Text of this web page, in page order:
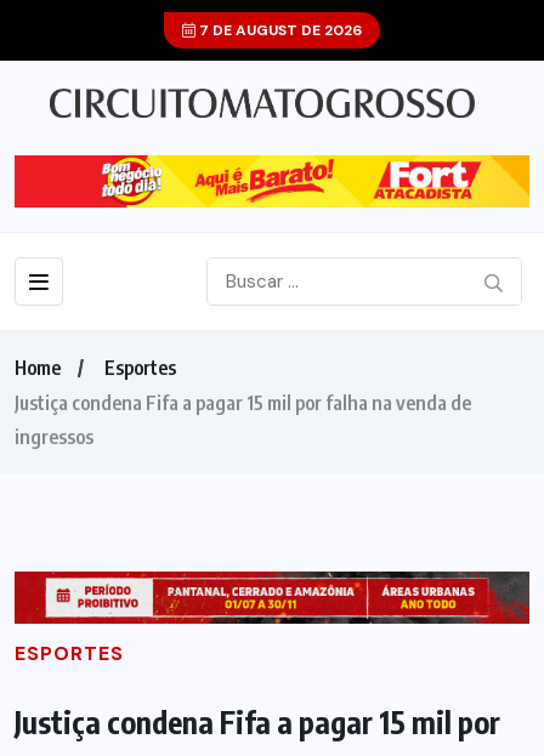
7 DE AUGUST DE 2026
Home
Esportes
Justiça condena Fifa a pagar 15 mil por falha na venda de
ingressos
ESPORTES
Justiça condena Fifa a pagar 15 mil por